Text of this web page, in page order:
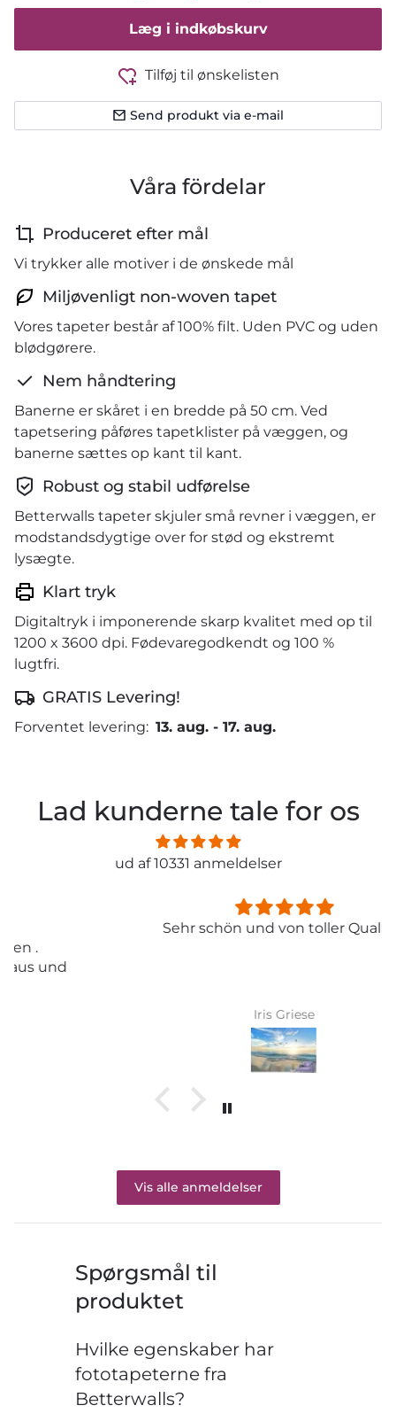
Læg i indkøbskurv
Tilføj til ønskelisten
Send produkt via e-mail
Våra fördelar
Produceret efter mål
Vi trykker alle motiver i de ønskede mål
Miljøvenligt non-woven tapet
Vores tapeter består af 100% filt. Uden PVC og uden
blødgørere.
Nem håndtering
Banerne er skåret i en bredde på 50 cm. Ved
tapetsering påføres tapetklister på væggen, og
banerne sættes op kant til kant.
Robust og stabil udførelse
Betterwalls tapeter skjuler små revner i væggen, er
modstandsdygtige over for stød og ekstremt
lysægte.
Klart tryk
Digitaltryk i imponerende skarp kvalitet med op til
1200 x 3600 dpi. Fødevaregodkendt og 100 %
lugtfri.
GRATIS Levering!
Forventet levering: 13. aug. - 17. aug.
Lad kunderne tale for os
ud af 10331 anmeldelser
Sehr schön und von toller Qualität
Vis alle anmeldelser
Spørgsmål til
produktet
Hvilke egenskaber har
fototapeterne fra
Betterwalls?